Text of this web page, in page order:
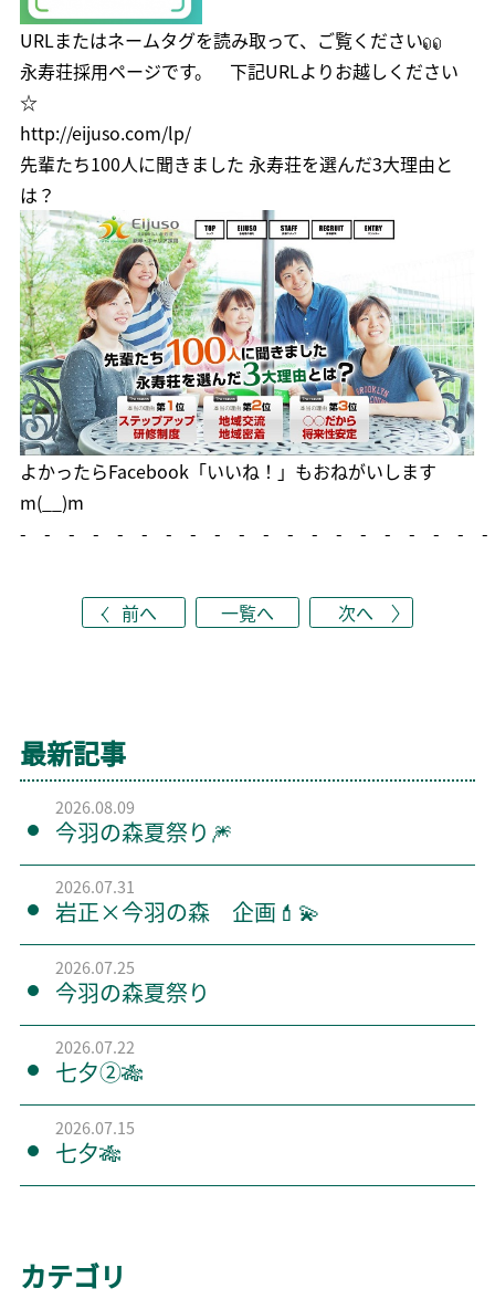
URLまたはネームタグを読み取って、ご覧ください
永寿荘採用ページです。 下記URLよりお越しください
☆
http://eijuso.com/lp/
先輩たち100人に聞きました 永寿荘を選んだ3大理由と
は？
よかったらFacebook「いいね！」 もおねがいします
m(__)m
- - - - - - - - - - - - - - - - - - - -
前へ 一覧へ 次へ
最新記事
2026.08.09
今羽の森夏祭り🎆
2026.07.31
岩正×今羽の森 企画💄💫
2026.07.25
今羽の森夏祭り
2026.07.22
七夕②🎋
2026.07.15
七夕🎋
カテゴリ